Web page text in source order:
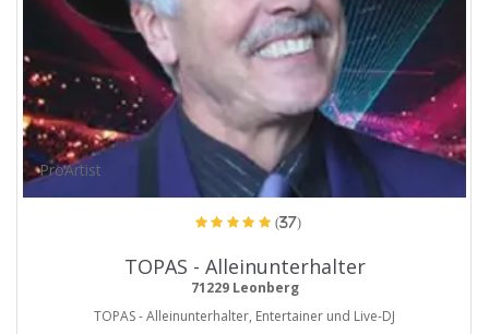
ProArtist
(37)
TOPAS - Alleinunterhalter
71229 Leonberg
TOPAS - Alleinunterhalter, Entertainer und Live-DJ